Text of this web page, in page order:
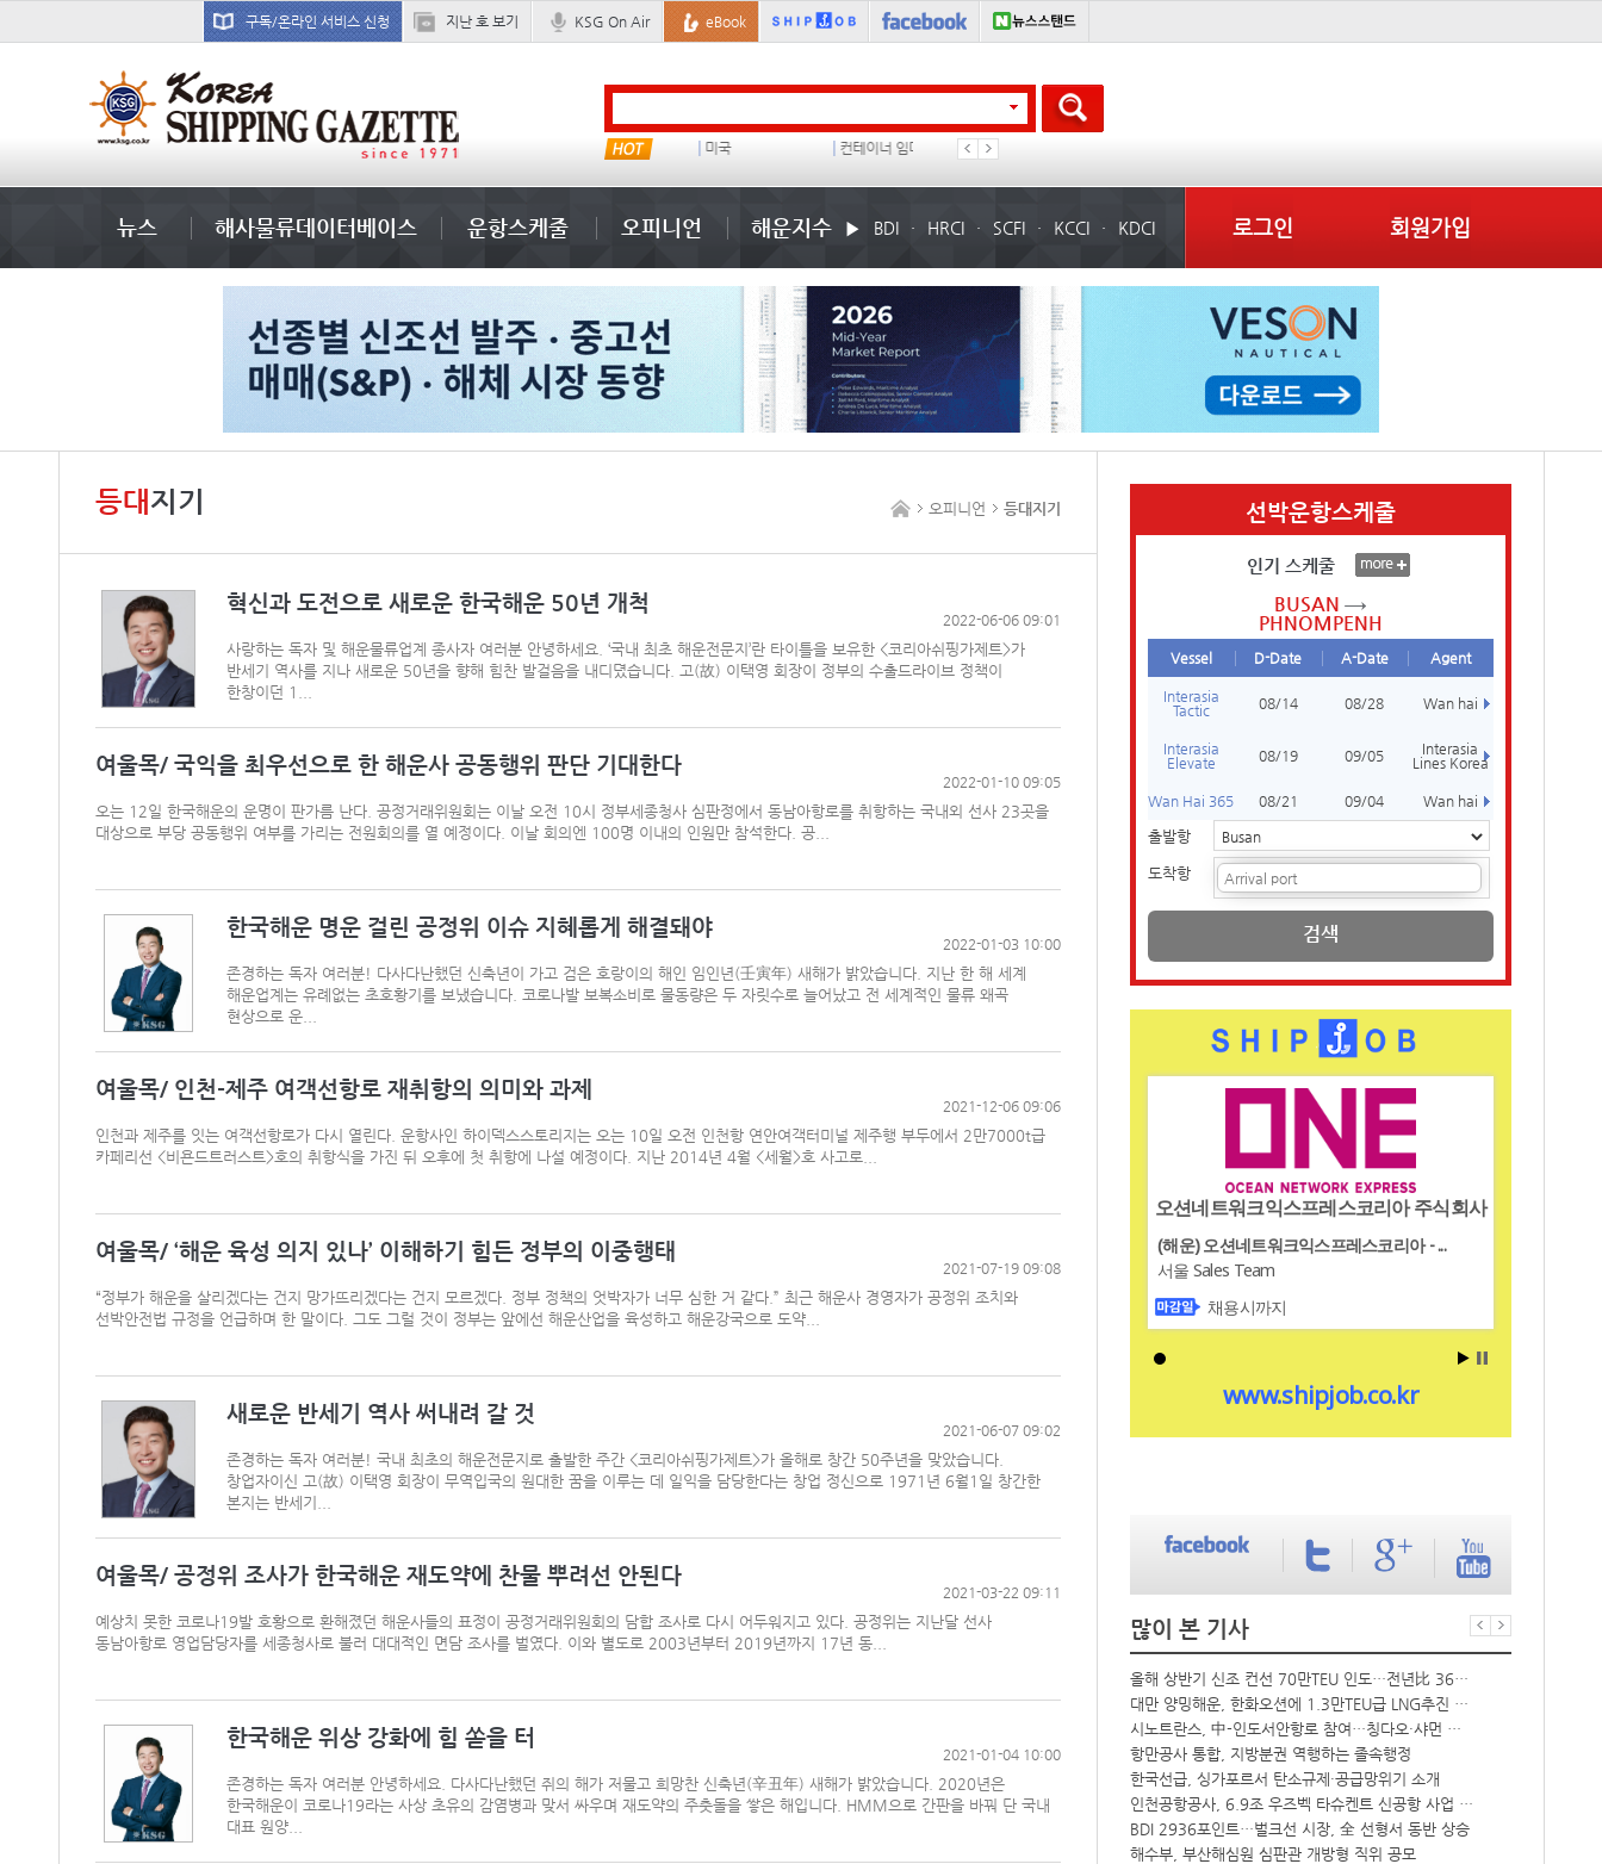
구독/온라인 서비스 신청 지난 호 보기 KSG On Air eBook
냉동 미국 컨테이너 임대사 석도
뉴스 해사물류데이터베이스 운항스케줄 오피니언 해운지수 BDI HRCI SCFI KCCI KDCI 로그인 회원가입
등대 지기 오피니언 등대지기
혁신과 도전으로 새로운 한국해운 50년 개척
2022-06-06 09:01
사랑하는 독자 및 해운물류업계 종사자 여러분 안녕하세요. ‘국내 최초 해운전문지’란 타이틀을 보유한 <코리아쉬핑가제트>가
반세기 역사를 지나 새로운 50년을 향해 힘찬 발걸음을 내디뎠습니다. 고(故) 이택영 회장이 정부의 수출드라이브 정책이
한창이던 1...
여울목/ 국익을 최우선으로 한 해운사 공동행위 판단 기대한다
2022-01-10 09:05
오는 12일 한국해운의 운명이 판가름 난다. 공정거래위원회는 이날 오전 10시 정부세종청사 심판정에서 동남아항로를 취항하는 국내외 선사 23곳을
대상으로 부당 공동행위 여부를 가리는 전원회의를 열 예정이다. 이날 회의엔 100명 이내의 인원만 참석한다. 공...
한국해운 명운 걸린 공정위 이슈 지혜롭게 해결돼야
2022-01-03 10:00
존경하는 독자 여러분! 다사다난했던 신축년이 가고 검은 호랑이의 해인 임인년(壬寅年) 새해가 밝았습니다. 지난 한 해 세계
해운업계는 유례없는 초호황기를 보냈습니다. 코로나발 보복소비로 물동량은 두 자릿수로 늘어났고 전 세계적인 물류 왜곡
현상으로 운...
여울목/ 인천-제주 여객선항로 재취항의 의미와 과제
2021-12-06 09:06
인천과 제주를 잇는 여객선항로가 다시 열린다. 운항사인 하이덱스스토리지는 오는 10일 오전 인천항 연안여객터미널 제주행 부두에서 2만7000t급
카페리선 <비욘드트러스트>호의 취항식을 가진 뒤 오후에 첫 취항에 나설 예정이다. 지난 2014년 4월 <세월>호 사고로...
여울목/ ‘해운 육성 의지 있나’ 이해하기 힘든 정부의 이중행태
2021-07-19 09:08
“정부가 해운을 살리겠다는 건지 망가뜨리겠다는 건지 모르겠다. 정부 정책의 엇박자가 너무 심한 거 같다.” 최근 해운사 경영자가 공정위 조치와
선박안전법 규정을 언급하며 한 말이다. 그도 그럴 것이 정부는 앞에선 해운산업을 육성하고 해운강국으로 도약...
새로운 반세기 역사 써내려 갈 것
2021-06-07 09:02
존경하는 독자 여러분! 국내 최초의 해운전문지로 출발한 주간 <코리아쉬핑가제트>가 올해로 창간 50주년을 맞았습니다.
창업자이신 고(故) 이택영 회장이 무역입국의 원대한 꿈을 이루는 데 일익을 담당한다는 창업 정신으로 1971년 6월1일 창간한
본지는 반세기...
여울목/ 공정위 조사가 한국해운 재도약에 찬물 뿌려선 안된다
2021-03-22 09:11
예상치 못한 코로나19발 호황으로 환해졌던 해운사들의 표정이 공정거래위원회의 담합 조사로 다시 어두워지고 있다. 공정위는 지난달 선사
동남아항로 영업담당자를 세종청사로 불러 대대적인 면담 조사를 벌였다. 이와 별도로 2003년부터 2019년까지 17년 동...
한국해운 위상 강화에 힘 쏟을 터
2021-01-04 10:00
존경하는 독자 여러분 안녕하세요. 다사다난했던 쥐의 해가 저물고 희망찬 신축년(辛丑年) 새해가 밝았습니다. 2020년은
한국해운이 코로나19라는 사상 초유의 감염병과 맞서 싸우며 재도약의 주춧돌을 쌓은 해입니다. HMM으로 간판을 바꿔 단 국내
대표 원양...
선박운항스케줄
인기 스케줄
BUSAN
PHNOMPENH
Vessel D-Date A-Date Agent
Interasia
Tactic
08/14 08/28 Wan hai
Interasia
Elevate
08/19 09/05
Interasia
Lines Korea
Wan Hai 365 08/21 09/04 Wan hai
출발항
도착항
검색
많이 본 기사
컨운임지수 4주만에 반등…美·중동 두자릿수↑
프랑스 CMA CGM, 2분기 순이익 1.1조…48%↑
올해 상반기 신조 컨선 70만TEU 인도…전년比 36% 감소
대만 양밍해운, 한화오션에 1.3만TEU급 LNG추진 컨선 6척 발주
시노트란스, 中-인도서안항로 참여…칭다오·샤먼 직항
항만공사 통합, 지방분권 역행하는 졸속행정
한국선급, 싱가포르서 탄소규제·공급망위기 소개
인천공항공사, 6.9조 우즈벡 타슈켄트 신공항 사업 참여
BDI 2936포인트…벌크선 시장, 全 선형서 동반 상승
해수부, 부산해심원 심판관 개방형 직위 공모